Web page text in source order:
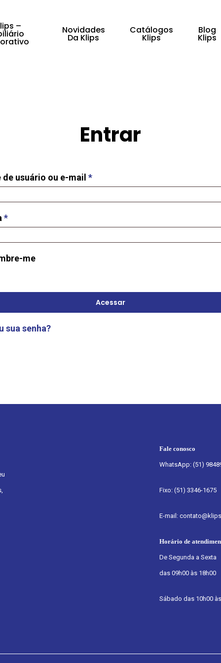
– Novidades
Da Klips
Catálogos
Klips
Blog
Klips
Entrar
de usuário ou e-mail *
*
me
Acessar
sua senha?
Fale conosco
WhatsApp: (51)
Fixo: (51) 3346-1675
E-mail:
Horário de
De Segunda a Sexta
das 09h00 às 18h00
Sábado das 10h00